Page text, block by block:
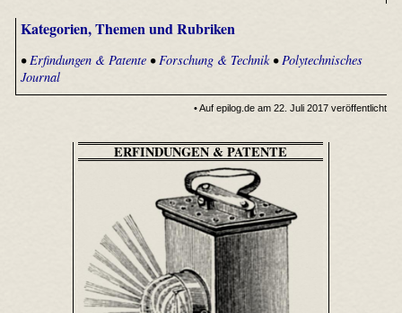
Kategorien, Themen und Rubriken
•Erfindungen & Patente•Forschung & Technik•Polytechnisches
Journal
• Auf epilog.de am 22. Juli 2017 veröffentlicht
ERFINDUNGEN & PATENTE